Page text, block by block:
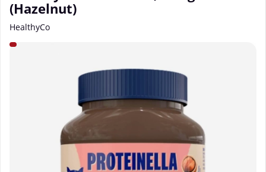
(Hazelnut)
HealthyCo
Produktbilder HealthyCo Proteinella, 360 g (Hazelnut)